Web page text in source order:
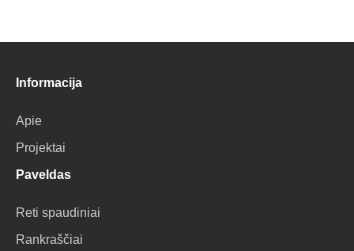
Informacija
Apie
Projektai
Paveldas
Reti spaudiniai
Rankraščiai